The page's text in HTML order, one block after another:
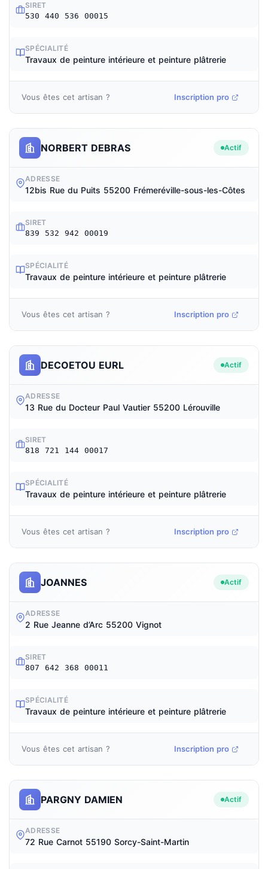
SIRET
530 440 536 00015
SPÉCIALITÉ
Travaux de peinture intérieure et peinture plâtrerie
Vous êtes cet artisan ? Inscription pro
NORBERT DEBRAS Actif
ADRESSE
12bis Rue du Puits 55200 Frémeréville-sous-les-Côtes
SIRET
839 532 942 00019
SPÉCIALITÉ
Travaux de peinture intérieure et peinture plâtrerie
Vous êtes cet artisan ? Inscription pro
DECOETOU EURL Actif
ADRESSE
13 Rue du Docteur Paul Vautier 55200 Lérouville
SIRET
818 721 144 00017
SPÉCIALITÉ
Travaux de peinture intérieure et peinture plâtrerie
Vous êtes cet artisan ? Inscription pro
JOANNES Actif
ADRESSE
2 Rue Jeanne d’Arc 55200 Vignot
SIRET
807 642 368 00011
SPÉCIALITÉ
Travaux de peinture intérieure et peinture plâtrerie
Vous êtes cet artisan ? Inscription pro
PARGNY DAMIEN Actif
ADRESSE
72 Rue Carnot 55190 Sorcy-Saint-Martin